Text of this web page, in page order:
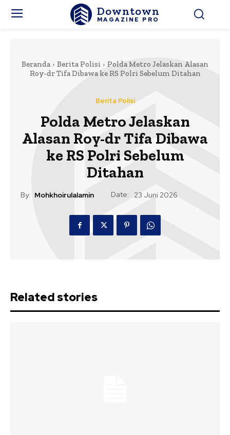
Downtown
MAGAZINE PRO
Beranda Berita Polisi
Polda Metro Jelaskan Alasan
Roy-dr Tifa Dibawa ke RS Polri Sebelum Ditahan
Berita Polisi
Polda Metro Jelaskan
Alasan Roy-dr Tifa Dibawa
ke RS Polri Sebelum
Ditahan
By: Mohkhoirulalamin Date: 23 Juni 2026
Related stories